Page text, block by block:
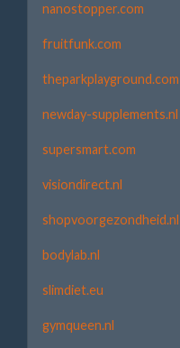
nanostopper.com
fruitfunk.com
theparkplayground.com
newday-supplements.nl
supersmart.com
visiondirect.nl
shopvoorgezondheid.nl
bodylab.nl
slimdiet.eu
gymqueen.nl